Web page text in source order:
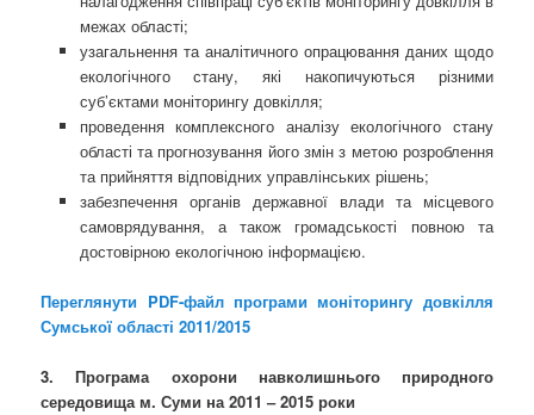
межах області;
узагальнення та аналітичного опрацювання даних щодо
екологічного стану, які накопичуються різними
суб’єктами моніторингу довкілля;
проведення комплексного аналізу екологічного стану
області та прогнозування його змін з метою розроблення
та прийняття відповідних управлінських рішень;
забезпечення органів державної влади та місцевого
самоврядування, а також громадськості повною та
достовірною екологічною інформацією.
Переглянути PDF-файл програми моніторингу довкілля
Сумської області 2011/2015
3. Програма охорони навколишнього природного
середовища м. Суми на 2011 – 2015 роки